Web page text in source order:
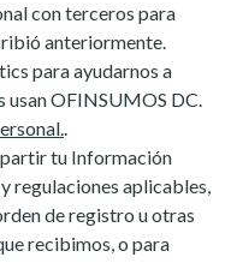
con terceros para
anteriormente.
para ayudarnos a
usan OFINSUMOS DC.
.
tu Información
regulaciones aplicables,
de registro u otras
recibimos, o para